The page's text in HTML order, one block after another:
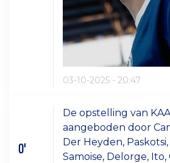
03-10-2025 - 20:47
0'
De opstelling van
aangeboden door
Der Heyden,
Samoise, Delorge,